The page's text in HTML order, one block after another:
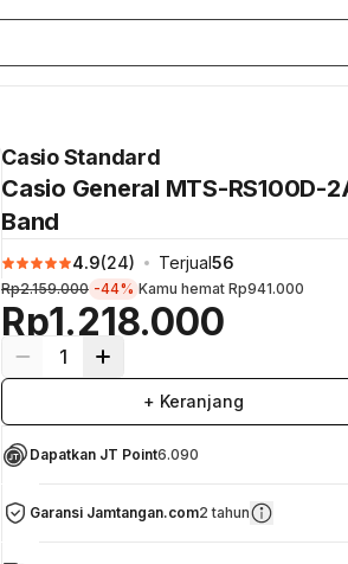
Casio Standard
Casio General MTS-RS100D-
Band
4.9(24) Terjual56
Rp1.218.000
Rp2.159.000 -44% Kamu hemat Rp941.000
1
+ Keranjang
Dapatkan JT Point6.090
Garansi Jamtangan.com2 tahun